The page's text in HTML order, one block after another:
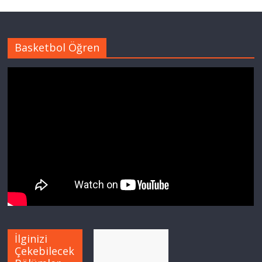
Basketbol Öğren
İlginizi
Çekebilecek